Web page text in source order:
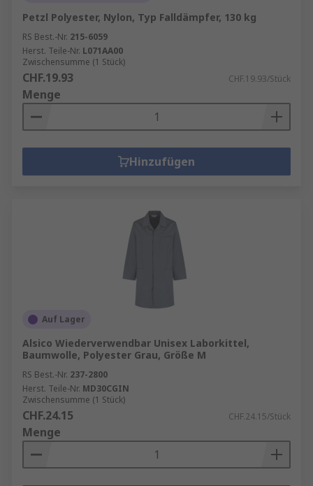
Petzl Polyester, Nylon, Typ Falldämpfer, 130 kg
RS Best.-Nr. 215-6059
Herst. Teile-Nr. L071AA00
Zwischensumme (1 Stück)
CHF.19.93 CHF.19.93/Stück
Menge
Hinzufügen
Auf Lager
Alsico Wiederverwendbar Unisex Laborkittel,
Baumwolle, Polyester Grau, Größe M
RS Best.-Nr. 237-2800
Herst. Teile-Nr. MD30CGIN
Zwischensumme (1 Stück)
CHF.24.15 CHF.24.15/Stück
Menge